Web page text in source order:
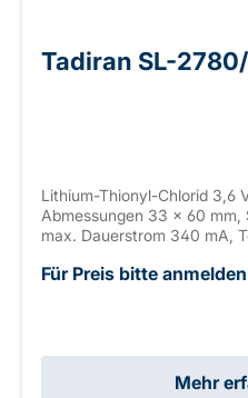
Tadiran SL-
Lithium-Thionyl-Chlorid 3,6
Abmessungen 33 x 60 mm,
max. Dauerstrom 340 mA,
Für Preis bitte anmelden
Mehr